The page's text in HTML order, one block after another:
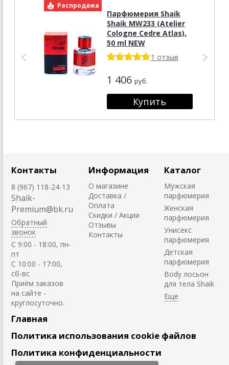
Распродажа
Парфюмерия Shaik
Shaik MW233 (Atelier
Cologne Cedre Atlas),
50 ml NEW
1 отзыв
1 406 руб.
Контакты
8 (967) 118-24-13
Shaik-
Premium@bk.ru
Обратный
звонок
C 9:00 - 18:00, пн-
пт
С 10:00 - 17:00,
сб-вс
Приём заказов
на сайте -
круглосуточно.
Информация
О магазине
Доставка /
Оплата
Скидки / Акции
Отзывы
Контакты
Каталог
Мужская
парфюмерия
Женская
парфюмерия
Унисекс
парфюмерия
Детская
парфюмерия
Body лосьон
для тела Shaik
Главная
Политика использования cookie файлов
Политика конфиденциальности